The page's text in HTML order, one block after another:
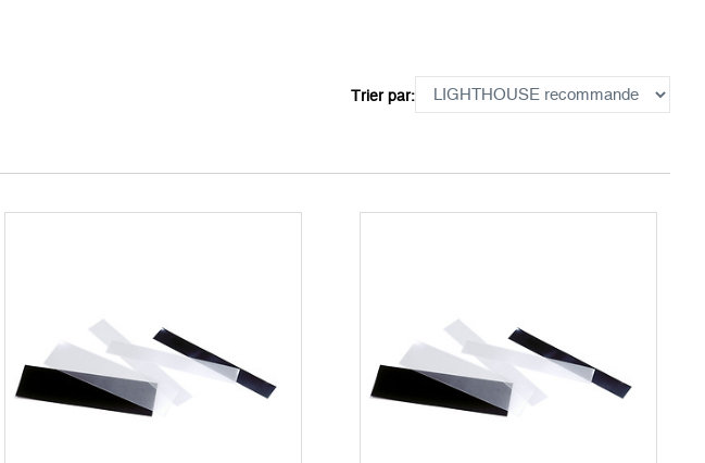
Trier par: